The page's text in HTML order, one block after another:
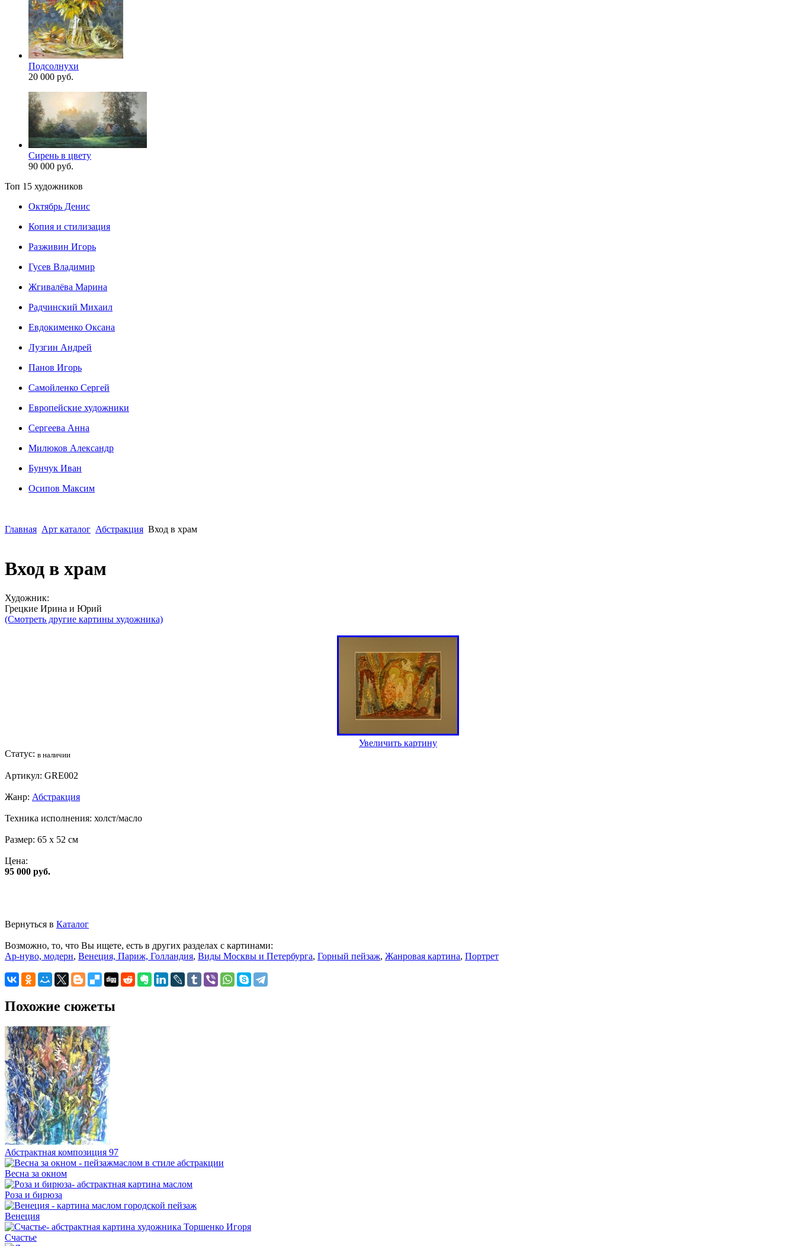
Подсолнухи
20 000 руб.
Сирень в цвету
90 000 руб.
Топ 15 художников
Октябрь Денис
Копия и стилизация
Разживин Игорь
Гусев Владимир
Жгивалёва Марина
Радчинский Михаил
Евдокименко Оксана
Лузгин Андрей
Панов Игорь
Сaмoйленко Сергей
Европейские художники
Сергеева Анна
Милюков Александр
Бунчук Иван
Осипoв Максим
Главная Арт каталог Абстракция Вход в храм
Вход в храм
Художник:
Грецкие Ирина и Юрий
(Смотреть другие картины художника)
Увеличить картину
Статус: в наличии
Артикул: GRE002
Жанр: Абстракция
Техника исполнения: холст/масло
Размер: 65 x 52 см
Цена:
95 000 руб.
Вернуться в Каталог
Возможно, то, что Вы ищете, есть в других разделах с картинами:
Ар-нуво, модерн, Венеция, Париж, Голландия, Виды Москвы и Петербурга, Горный пейзаж, Жанровая картина, Портрет
Похожие сюжеты
Абстрактная композиция 97
Весна за окном
Роза и бирюза
Венеция
Счастье